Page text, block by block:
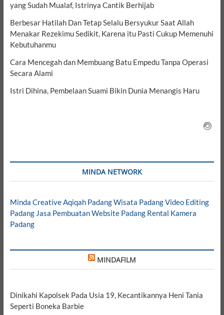
yang Sudah Mualaf, Istrinya Cantik Berhijab
Berbesar Hatilah Dan Tetap Selalu Bersyukur Saat Allah
Menakar Rezekimu Sedikit, Karena itu Pasti Cukup Memenuhi
Kebutuhanmu
Cara Mencegah dan Membuang Batu Empedu Tanpa Operasi
Secara Alami
Istri Dihina, Pembelaan Suami Bikin Dunia Menangis Haru
MINDA NETWORK
Minda CreativeAqiqah PadangWisata PadangVideo Editing
Padang Jasa Pembuatan Website Padang Rental Kamera
Padang
MINDAFILM
Dinikahi Kapolsek Pada Usia 19, Kecantikannya Heni Tania
Seperti Boneka Barbie